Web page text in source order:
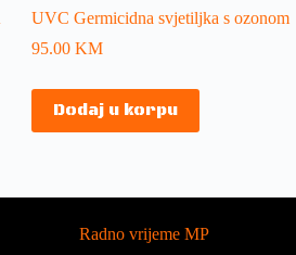
UVC Germicidna svjetiljka s ozonom
95.00KM
Dodaj u korpu
Radno vrijeme MP